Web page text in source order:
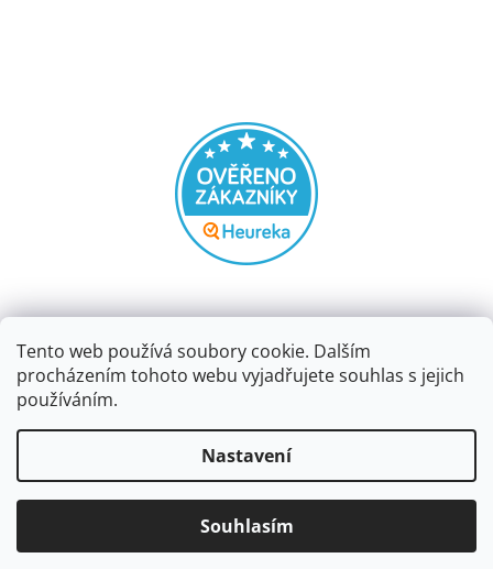
Tento web používá soubory cookie. Dalším
procházením tohoto webu vyjadřujete souhlas s jejich
používáním.
Nastavení
Souhlasím
vyhrazena.